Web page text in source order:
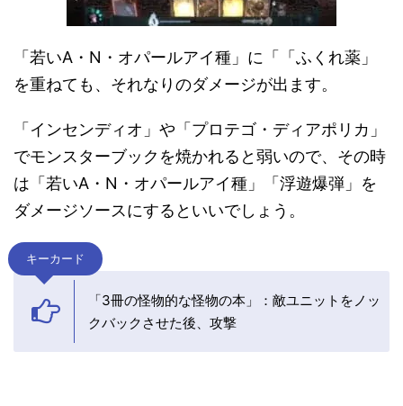
「若いA・N・オパールアイ種」に「「ふくれ薬」
を重ねても、それなりのダメージが出ます。
「インセンディオ」や「プロテゴ・ディアポリカ」
でモンスターブックを焼かれると弱いので、その時
は「若いA・N・オパールアイ種」「浮遊爆弾」を
ダメージソースにするといいでしょう。
キーカード
「3冊の怪物的な怪物の本」：敵ユニットをノッ
クバックさせた後、攻撃